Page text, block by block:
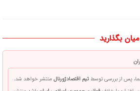
بگذارید
پس از بررسی توسطتیم اقتصادژورنالمنتشر خواهد شد.